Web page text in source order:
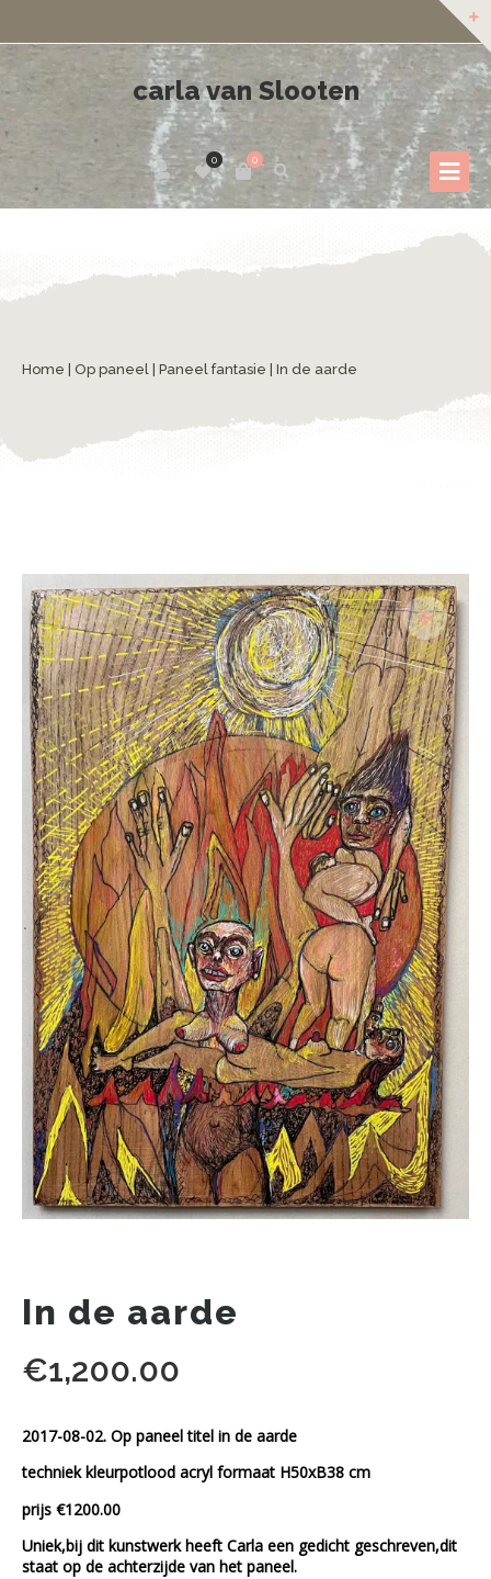
carla van Slooten
0
0
Home Op paneel Paneel fantasie | In de aarde
In de aarde
€1,200.00
2017-08-02. Op paneel titel in de aarde
techniek kleurpotlood acryl formaat H50xB38 cm
prijs €1200.00
Uniek,bij dit kunstwerk heeft Carla een gedicht geschreven,dit
staat op de achterzijde van het paneel.